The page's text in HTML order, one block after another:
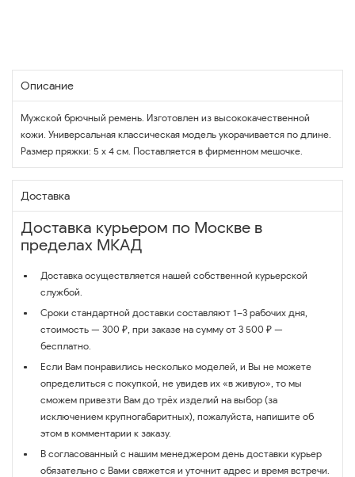
Описание
Мужской брючный ремень. Изготовлен из высококачественной
кожи. Универсальная классическая модель укорачивается по длине.
Размер пряжки: 5 х 4 см. Поставляется в фирменном мешочке.
Доставка
Доставка курьером по Москве в
пределах МКАД
Доставка осуществляется нашей собственной курьерской
службой.
Сроки стандартной доставки составляют 1–3 рабочих дня,
стоимость — 300 ₽, при заказе на сумму от 3 500 ₽ —
бесплатно.
Если Вам понравились несколько моделей, и Вы не можете
определиться с покупкой, не увидев их «в живую», то мы
сможем привезти Вам до трёх изделий на выбор (за
исключением крупногабаритных), пожалуйста, напишите об
этом в комментарии к заказу.
В согласованный с нашим менеджером день доставки курьер
обязательно с Вами свяжется и уточнит адрес и время встречи.